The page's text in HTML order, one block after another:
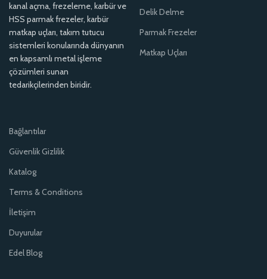
kanal açma, frezeleme, karbür ve
HSS parmak frezeler, karbür
matkap uçları, takım tutucu
sistemleri konularında dünyanın
en kapsamlı metal işleme
çözümleri sunan
tedarikçilerinden biridir.
Delik Delme
Parmak Frezeler
Matkap Uçları
Bağlantılar
Güvenlik Gizlilik
Katalog
Terms & Conditions
İletişim
Duyurular
Edel Blog